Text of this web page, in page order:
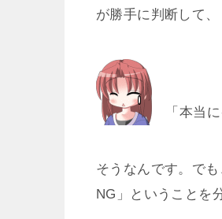
が勝手に判断して
「本当に
そうなんです。で
NG」ということを